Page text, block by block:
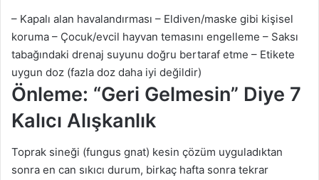
– Kapalı alan havalandırması – Eldiven/maske gibi kişisel
koruma – Çocuk/evcil hayvan temasını engelleme – Saksı
tabağındaki drenaj suyunu doğru bertaraf etme – Etikete
uygun doz (fazla doz daha iyi değildir)
Önleme: “Geri Gelmesin” Diye 7
Kalıcı Alışkanlık
Toprak sineği (fungus gnat) kesin çözüm uyguladıktan
sonra en can sıkıcı durum, birkaç hafta sonra tekrar